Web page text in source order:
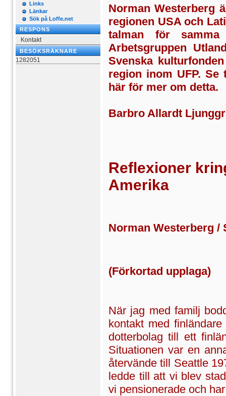
Links
Länkar
Sök på Loffe.net
RESPONS
Kontakt
BESÖKSRÄKNARE
1282051
Norman Westerberg
regionen USA och
talman för samma
Arbetsgruppen
Svenska
region inom UFP. Se
här för mer om detta.
Barbro Allardt
Reflexioner
Amerika
Norman Westerberg /
(Förkortad upplaga)
När jag med familj
kontakt med
dotterbolag till ett
Situationen var en
återvände till Seattle
ledde till att vi blev
vi pensionerade och